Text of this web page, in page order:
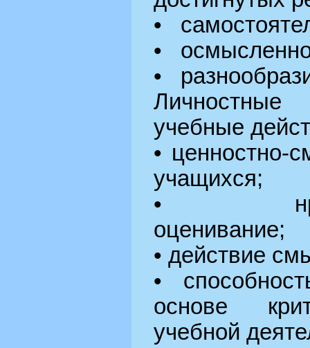
•
•
•
учебные
• ценностно-
учащихся;
•
оценивание;
• действие
•
основе
учебной